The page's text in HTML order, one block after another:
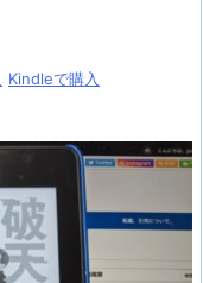
Kindleで購入